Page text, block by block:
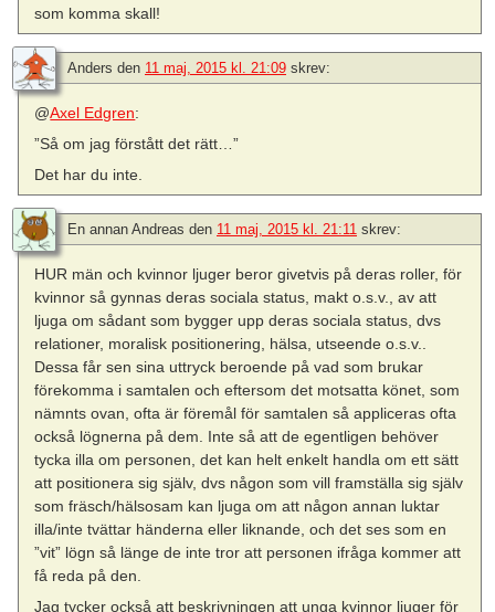
som komma skall!
Anders den 11 maj, 2015 kl. 21:09 skrev:
@Axel Edgren:
”Så om jag förstått det rätt…”
Det har du inte.
En annan Andreas den 11 maj, 2015 kl. 21:11 skrev:
HUR män och kvinnor ljuger beror givetvis på deras roller, för
kvinnor så gynnas deras sociala status, makt o.s.v., av att
ljuga om sådant som bygger upp deras sociala status, dvs
relationer, moralisk positionering, hälsa, utseende o.s.v..
Dessa får sen sina uttryck beroende på vad som brukar
förekomma i samtalen och eftersom det motsatta könet, som
nämnts ovan, ofta är föremål för samtalen så appliceras ofta
också lögnerna på dem. Inte så att de egentligen behöver
tycka illa om personen, det kan helt enkelt handla om ett sätt
att positionera sig själv, dvs någon som vill framställa sig själv
som fräsch/hälsosam kan ljuga om att någon annan luktar
illa/inte tvättar händerna eller liknande, och det ses som en
”vit” lögn så länge de inte tror att personen ifråga kommer att
få reda på den.
Jag tycker också att beskrivningen att unga kvinnor ljuger för